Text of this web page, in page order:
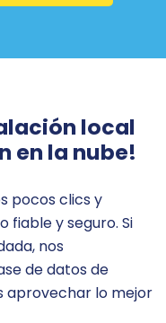
local
en la nube!
pocos clics y
fiable y seguro. Si
nos
de datos de
aprovechar lo mejor